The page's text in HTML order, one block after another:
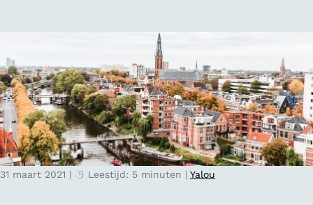
e
a
f
s
t
a
n
d
n
d
j
e
w
e
g31 maart 2021 | Leestijd: 5 minuten | Yalou